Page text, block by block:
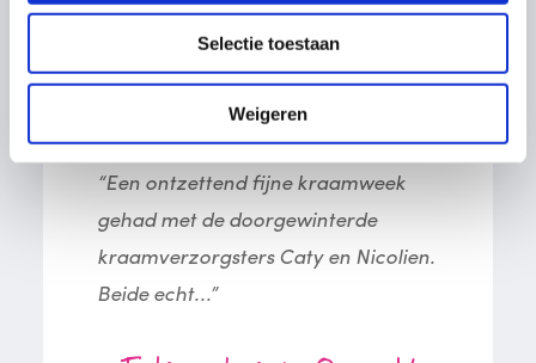
Selectie toestaan
Weigeren
“Een ontzettend fijne kraamweek
gehad met de doorgewinterde
kraamverzorgsters Caty en Nicolien.
Beide echt...”